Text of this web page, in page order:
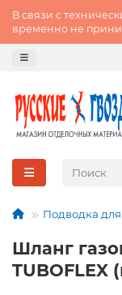
В связи с
временно не
Подводка для
Шланг
TUBOFLEX